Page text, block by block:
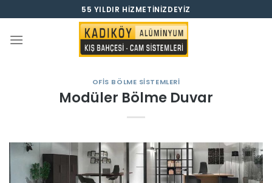
atla
55 YILDIR HIZMETINIZDEYIZ
OFIS BÖLME SISTEMLERI
Modüler Bölme Duvar